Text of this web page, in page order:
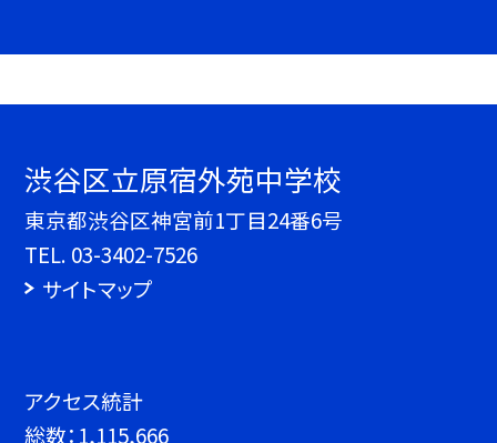
渋谷区立原宿外苑中学校
東京都渋谷区神宮前1丁目24番6号
TEL. 03-3402-7526
サイトマップ
アクセス統計
総数： 1,115,666